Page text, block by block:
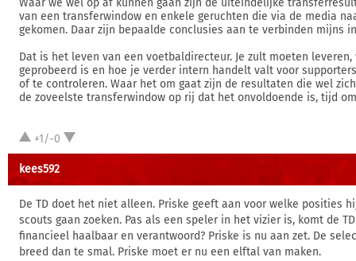
Waar we wel op af kunnen gaan zijn de uiteindelijke
van een transferwindow en enkele geruchten die via de media
gekomen. Daar zijn bepaalde conclusies aan te verbinden mijns
Dat is het leven van een voetbaldirecteur. Je zult moeten
geprobeerd is en hoe je verder intern handelt valt voor
of te controleren. Waar het om gaat zijn de resultaten die wel
de zoveelste transferwindow op rij dat het onvoldoende is, tijd
+1/-0
kees592
De TD doet het niet alleen. Priske geeft aan voor welke posities
scouts gaan zoeken. Pas als een speler in het vizier is, komt de
financieel haalbaar en verantwoord? Priske is nu aan zet. De
breed dan te smal. Priske moet er nu een elftal van maken.